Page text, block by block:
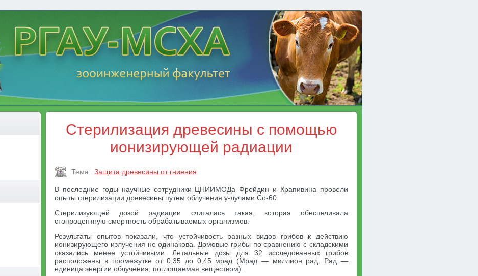
Стерилизация древесины с помощью
ионизирующей радиации
Тема: Защита древесины от гниения
В последние годы научные сотрудники ЦНИИМОДа Фрейдин и Крапивина провели
опыты стерилизации древесины путем облучения γ-лучами Со-60.
Стерилизующей дозой радиации считалась такая, которая обеспечивала
стопроцентную смертность обрабатываемых организмов.
Результаты опытов показали, что устойчивость разных видов грибов к действию
ионизирующего излучения не одинакова. Домовые грибы по сравнению с складскими
оказались менее устойчивыми. Летальные дозы для 32 исследованных грибов
расположены в промежутке от 0,35 до 0,45 мрад (Мрад — миллион рад. Рад —
единица энергии облучения, поглощаемая веществом).